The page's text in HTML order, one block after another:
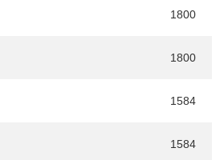
1800
1800
1584
1584